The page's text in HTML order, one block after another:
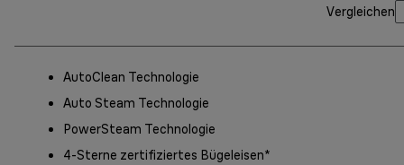
Vergleichen
AutoClean Technologie
Auto Steam Technologie
PowerSteam Technologie
4-Sterne zertifiziertes Bügeleisen*